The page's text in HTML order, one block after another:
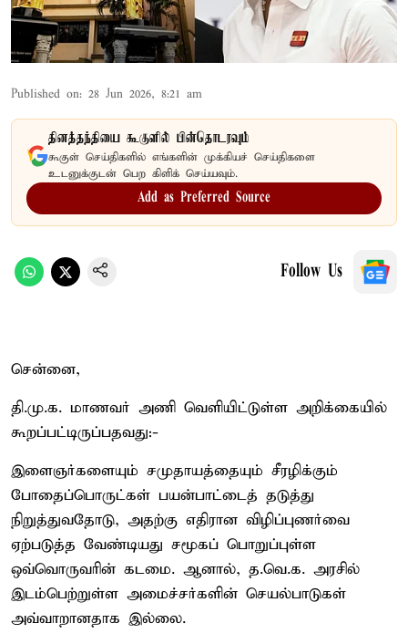
Published on: 28 Jun 2026, 8:21 am
தினத்தந்தியை கூகுளில் பின்தொடரவும்
கூகுள் செய்திகளில் எங்களின் முக்கியச் செய்திகளை
உடனுக்குடன் பெற கிளிக் செய்யவும்.
Add as Preferred Source
Follow Us
சென்னை,
தி.மு.க. மாணவர் அணி வெளியிட்டுள்ள அறிக்கையில்
கூறப்பட்டிருப்பதவது:-
இளைஞர்களையும் சமுதாயத்தையும் சீரழிக்கும்
போதைப்பொருட்கள் பயன்பாட்டைத் தடுத்து
நிறுத்துவதோடு, அதற்கு எதிரான விழிப்புணர்வை
ஏற்படுத்த வேண்டியது சமூகப் பொறுப்புள்ள
ஒவ்வொருவரின் கடமை. ஆனால், த.வெ.க. அரசில்
இடம்பெற்றுள்ள அமைச்சர்களின் செயல்பாடுகள்
அவ்வாறானதாக இல்லை.